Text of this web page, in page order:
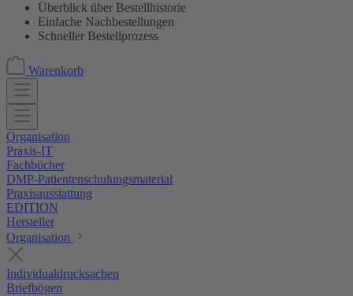
Überblick über Bestellhistorie
Einfache Nachbestellungen
Schneller Bestellprozess
Warenkorb
Organisation
Praxis-IT
Fachbücher
DMP-Patientenschulungsmaterial
Praxisausstattung
EDITION
Hersteller
Organisation
Individualdrucksachen
Briefbögen